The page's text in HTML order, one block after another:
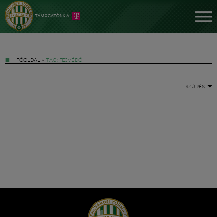
FŐOLDAL » TAG: FEJVÉDŐ
SZŰRÉS
Hírek